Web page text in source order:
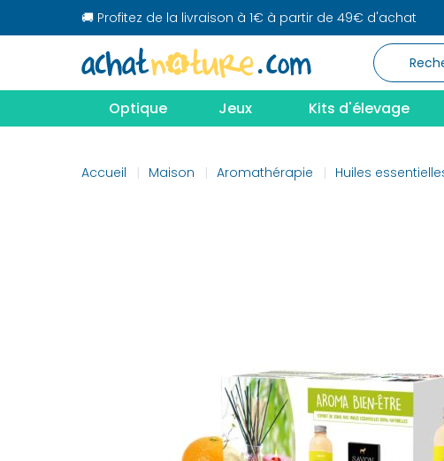
🚚 Profitez de la livraison à 1€ à partir de 49€ d'achat
Optique Jeux Kits d'élevage
Accueil Maison Aromathérapie Huiles